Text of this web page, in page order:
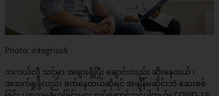
Photo: integrisok
တကယ်လို့ သင့်မှာ အဖျားရှိပြီး ချောင်းလည်း ဆိုးနေတယ် ၊
အသက်ရှုဖို့လည်း ခက်နေတယ်ဆိုရင် အချိန်မဆိုင်းဘဲ ဆေးစစ်